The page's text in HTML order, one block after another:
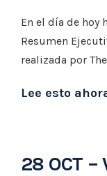
En el día de hoy
Resumen
realizada por
Lee esto
28 OCT